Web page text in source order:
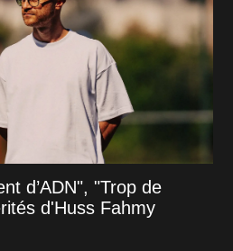
d’ADN", "Trop de
d'Huss Fahmy